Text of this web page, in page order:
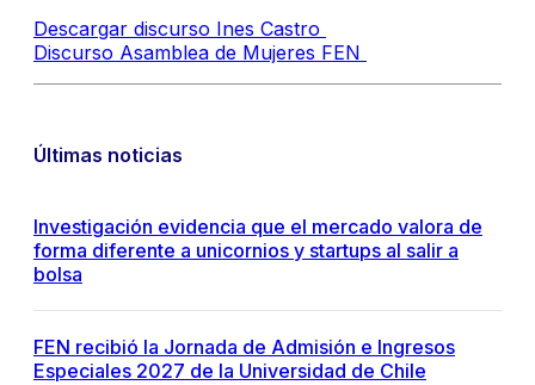
Descargar discurso Ines Castro
Discurso Asamblea de Mujeres FEN
Últimas noticias
Investigación evidencia que el mercado valora de
forma diferente a unicornios y startups al salir a
bolsa
FEN recibió la Jornada de Admisión e Ingresos
Especiales 2027 de la Universidad de Chile